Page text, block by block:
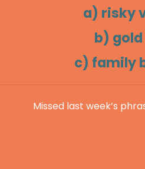
a) risky
b)
c) family
Missed last week’s